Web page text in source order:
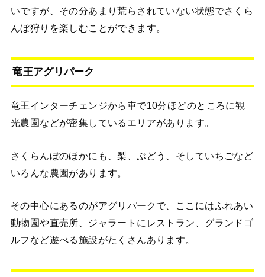
いですが、その分あまり荒らされていない状態でさくら
んぼ狩りを楽しむことができます。
竜王アグリパーク
竜王インターチェンジから車で10分ほどのところに観
光農園などが密集しているエリアがあります。
さくらんぼのほかにも、梨、ぶどう、そしていちごなど
いろんな農園があります。
その中心にあるのがアグリパークで、ここにはふれあい
動物園や直売所、ジャラートにレストラン、グランドゴ
ルフなど遊べる施設がたくさんあります。